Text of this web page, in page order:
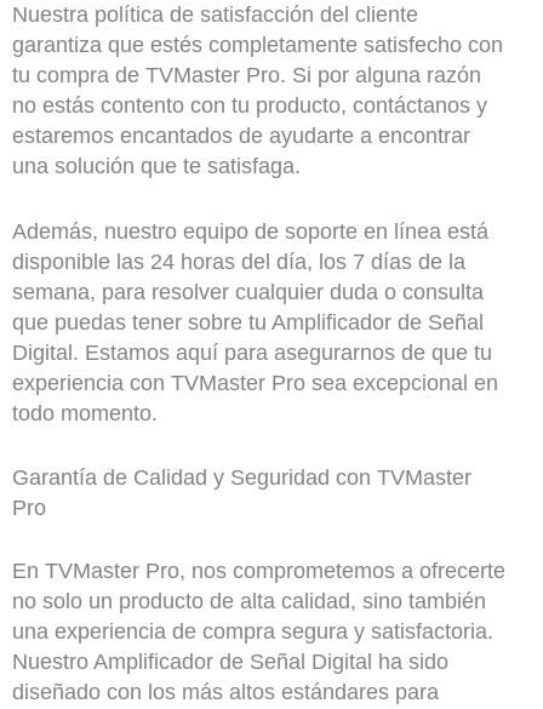
Nuestra política de satisfacción del cliente
garantiza que estés completamente satisfecho con
tu compra de TVMaster Pro. Si por alguna razón
no estás contento con tu producto, contáctanos y
estaremos encantados de ayudarte a encontrar
una solución que te satisfaga.
Además, nuestro equipo de soporte en línea está
disponible las 24 horas del día, los 7 días de la
semana, para resolver cualquier duda o consulta
que puedas tener sobre tu Amplificador de Señal
Digital. Estamos aquí para asegurarnos de que tu
experiencia con TVMaster Pro sea excepcional en
todo momento.
Garantía de Calidad y Seguridad con TVMaster
Pro
En TVMaster Pro, nos comprometemos a ofrecerte
no solo un producto de alta calidad, sino también
una experiencia de compra segura y satisfactoria.
Nuestro Amplificador de Señal Digital ha sido
diseñado con los más altos estándares para